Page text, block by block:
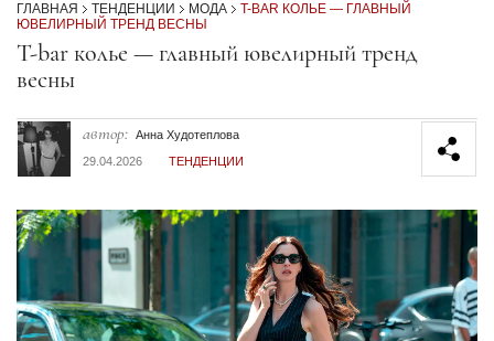
ГЛАВНАЯ ТЕНДЕНЦИИ МОДА
T-BAR КОЛЬЕ — ГЛАВНЫЙ
ЮВЕЛИРНЫЙ ТРЕНД ВЕСНЫ
Секция статей
T-bar колье — главный ювелирный тренд
весны
автор: Анна Худотеплова
29.04.2026
ТЕНДЕНЦИИ